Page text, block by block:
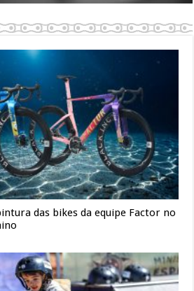
das bikes da equipe Factor no